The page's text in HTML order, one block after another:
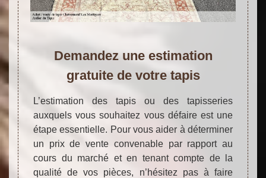
Demandez une estimation
gratuite de votre tapis
L’estimation des tapis ou des tapisseries
auxquels vous souhaitez vous défaire est une
étape essentielle. Pour vous aider à déterminer
un prix de vente convenable par rapport au
cours du marché et en tenant compte de la
qualité de vos pièces, n’hésitez pas à faire